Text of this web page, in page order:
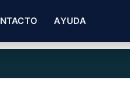
AYUDA